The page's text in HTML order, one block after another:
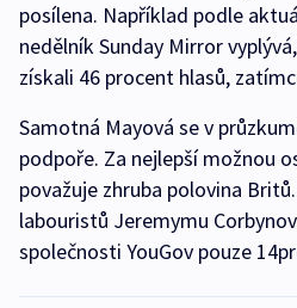
posílena. Například podle
nedělník Sunday Mirror
získali 46 procent hlasů,
Samotná Mayová se v
podpoře. Za nejlepší možnou
považuje zhruba polovina
labouristů Jeremymu
společnosti YouGov pouze